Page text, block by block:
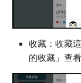
收藏：收藏
的收藏」查看